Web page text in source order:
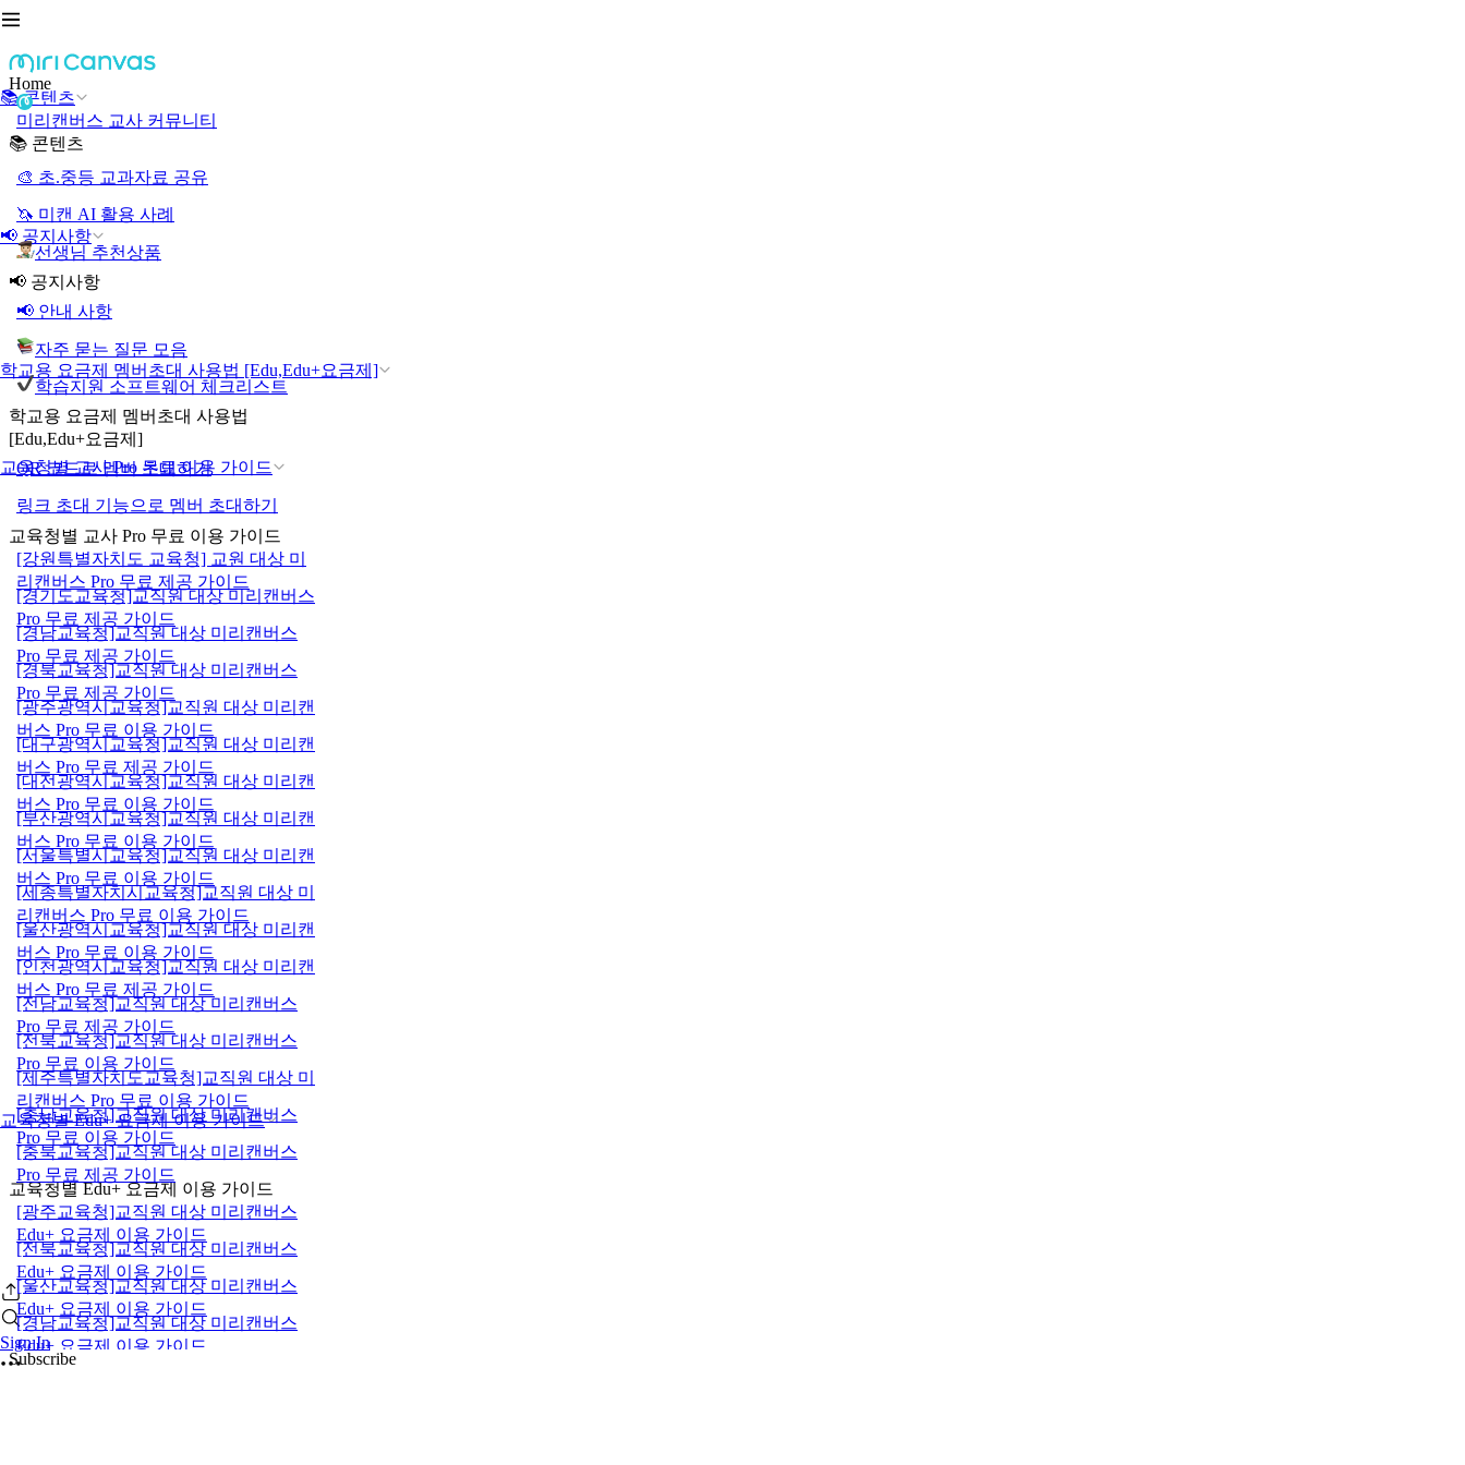
📚 콘텐츠
📢 공지사항
학교용 요금제 멤버초대 사용법 [Edu,Edu+요금제]
교육청별 교사 Pro 무료 이용 가이드
교육청별 Edu+ 요금제 이용 가이드
Sign In
Home
미리캔버스 교사 커뮤니티
📚 콘텐츠
🎨 초.중등 교과자료 공유
🦄 미캔 AI 활용 사례
선생님 추천상품
📢 공지사항
📢 안내 사항
자주 묻는 질문 모음
학습지원 소프트웨어 체크리스트
학교용 요금제 멤버초대 사용법
[Edu,Edu+요금제]
QR 코드로 멤버 초대하기
링크 초대 기능으로 멤버 초대하기
교육청별 교사 Pro 무료 이용 가이드
[강원특별자치도 교육청] 교원 대상 미
리캔버스 Pro 무료 제공 가이드
[경기도교육청]교직원 대상 미리캔버스
Pro 무료 제공 가이드
[경남교육청]교직원 대상 미리캔버스
Pro 무료 제공 가이드
[경북교육청]교직원 대상 미리캔버스
Pro 무료 제공 가이드
[광주광역시교육청]교직원 대상 미리캔
버스 Pro 무료 이용 가이드
[대구광역시교육청]교직원 대상 미리캔
버스 Pro 무료 제공 가이드
[대전광역시교육청]교직원 대상 미리캔
버스 Pro 무료 이용 가이드
[부산광역시교육청]교직원 대상 미리캔
버스 Pro 무료 이용 가이드
[서울특별시교육청]교직원 대상 미리캔
버스 Pro 무료 이용 가이드
[세종특별자치시교육청]교직원 대상 미
리캔버스 Pro 무료 이용 가이드
[울산광역시교육청]교직원 대상 미리캔
버스 Pro 무료 이용 가이드
[인천광역시교육청]교직원 대상 미리캔
버스 Pro 무료 제공 가이드
[전남교육청]교직원 대상 미리캔버스
Pro 무료 제공 가이드
[전북교육청]교직원 대상 미리캔버스
Pro 무료 이용 가이드
[제주특별자치도교육청]교직원 대상 미
리캔버스 Pro 무료 이용 가이드
[충남교육청]교직원 대상 미리캔버스
Pro 무료 이용 가이드
[충북교육청]교직원 대상 미리캔버스
Pro 무료 제공 가이드
교육청별 Edu+ 요금제 이용 가이드
[광주교육청]교직원 대상 미리캔버스
Edu+ 요금제 이용 가이드
[전북교육청]교직원 대상 미리캔버스
Edu+ 요금제 이용 가이드
[울산교육청]교직원 대상 미리캔버스
Edu+ 요금제 이용 가이드
[경남교육청]교직원 대상 미리캔버스
Edu+ 요금제 이용 가이드
Subscribe